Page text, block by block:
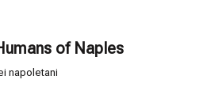
of Naples
napoletani